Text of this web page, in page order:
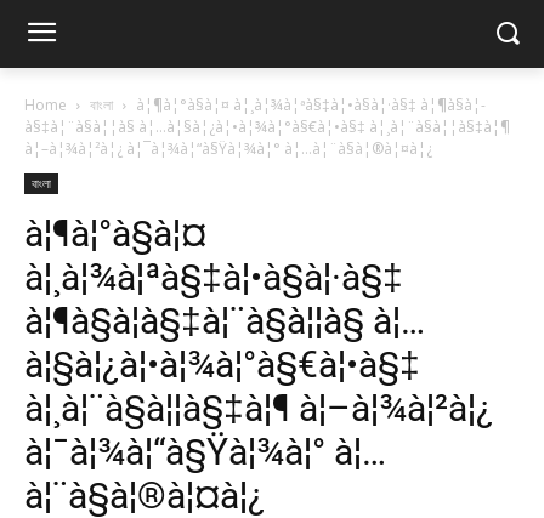
Home বাংলা
à¦¶à¦°à§à¦¤ à¦¸à¦¾à¦ªà§‡à¦•à§à¦·à§‡ à¦¶à§à¦­
à§‡à¦¨à§à¦¦à§ à¦…à¦§à¦¿à¦•à¦¾à¦°à§€à¦•à§‡ à¦¸à¦¨à§à¦¦à§‡à¦¶
à¦–à¦¾à¦²à¦¿ à¦¯à¦¾à¦“à§Ÿà¦¾à¦° à¦…à¦¨à§à¦®à¦¤à¦¿
বাংলা
à¦¶à¦°à§à¦¤
à¦¸à¦¾à¦ªà§‡à¦•à§à¦·à§‡
à¦¶à§à¦­à§‡à¦¨à§à¦¦à§ à¦…
à¦§à¦¿à¦•à¦¾à¦°à§€à¦•à§‡
à¦¸à¦¨à§à¦¦à§‡à¦¶ à¦–à¦¾à¦²à¦¿
à¦¯à¦¾à¦“à§Ÿà¦¾à¦° à¦…
à¦¨à§à¦®à¦¤à¦¿